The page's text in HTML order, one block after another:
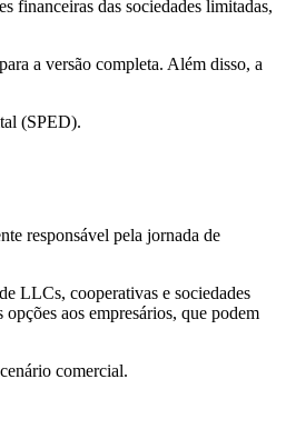
financeiras das sociedades limitadas,
a versão completa. Além disso, a
(SPED).
responsável pela jornada de
LLCs, cooperativas e sociedades
aos empresários, que podem
comercial.